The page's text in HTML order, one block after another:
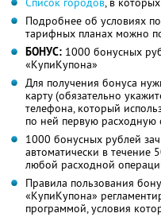
Подробнее об условиях
тарифных планах можно
БОНУС: 1000 бонусных
«КупиКупона»
Для получения бонуса
карту (обязательно
телефона, который
по ней первую расходную
1000 бонусных рублей
автоматически в течение
любой расходной
Правила пользования
«КупиКупона»
программой, условия